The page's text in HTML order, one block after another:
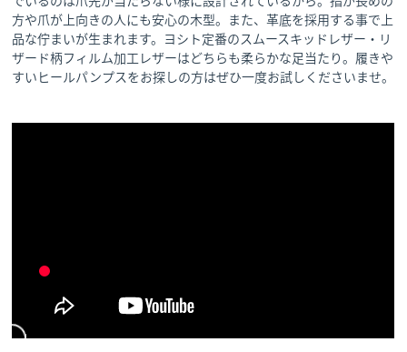
方や爪が上向きの人にも安心の木型。また、革底を採用する事で上
品な佇まいが生まれます。ヨシト定番のスムースキッドレザー・リ
ザード柄フィルム加工レザーはどちらも柔らかな足当たり。履きや
すいヒールパンプスをお探しの方はぜひ一度お試しくださいませ。